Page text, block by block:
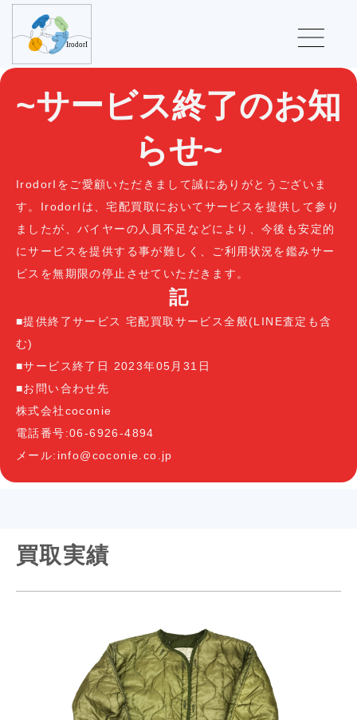
~サービス終了のお知
らせ~
IrodorIをご愛顧いただきまして誠にありがとうございま
す。IrodorIは、宅配買取においてサービスを提供して参り
ましたが、バイヤーの人員不足などにより、今後も安定的
にサービスを提供する事が難しく、ご利用状況を鑑みサー
ビスを無期限の停止させていただきます。
記
■提供終了サービス 宅配買取サービス全般(LINE査定も含
む)
■サービス終了日 2023年05月31日
■お問い合わせ先
株式会社coconie
電話番号:06-6926-4894
メール:info@coconie.co.jp
買取実績